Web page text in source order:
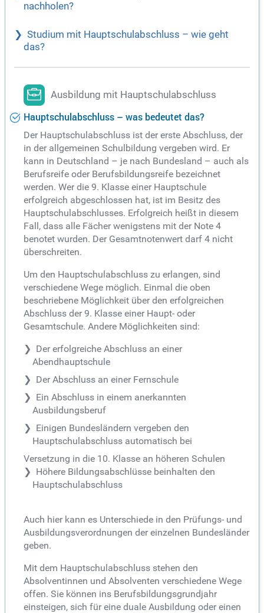
nachholen?
Studium mit Hauptschulabschluss – wie geht
das?
Ausbildung mit Hauptschulabschluss
Hauptschulabschluss – was bedeutet das?
Der Hauptschulabschluss ist der erste Abschluss, der
in der allgemeinen Schulbildung vergeben wird. Er
kann in Deutschland – je nach Bundesland – auch als
Berufsreife oder Berufsbildungsreife bezeichnet
werden. Wer die 9. Klasse einer Hauptschule
erfolgreich abgeschlossen hat, ist im Besitz des
Hauptschulabschlusses. Erfolgreich heißt in diesem
Fall, dass alle Fächer wenigstens mit der Note 4
benotet wurden. Der Gesamtnotenwert darf 4 nicht
überschreiten.
Um den Hauptschulabschluss zu erlangen, sind
verschiedene Wege möglich. Einmal die oben
beschriebene Möglichkeit über den erfolgreichen
Abschluss der 9. Klasse einer Haupt- oder
Gesamtschule. Andere Möglichkeiten sind:
Der erfolgreiche Abschluss an einer
Abendhauptschule
Der Abschluss an einer Fernschule
Ein Abschluss in einem anerkannten
Ausbildungsberuf
Einigen Bundesländern vergeben den
Hauptschulabschluss automatisch bei
Versetzung in die 10. Klasse an höheren Schulen
Höhere Bildungsabschlüsse beinhalten den
Hauptschulabschluss
Auch hier kann es Unterschiede in den Prüfungs- und
Ausbildungsverordnungen der einzelnen Bundesländer
geben.
Mit dem Hauptschulabschluss stehen den
Absolventinnen und Absolventen verschiedene Wege
offen. Sie können ins Berufsbildungsgrundjahr
einsteigen, sich für eine duale Ausbildung oder einen